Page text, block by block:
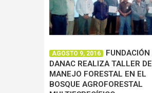
AGOSTO 9, 2016
FUNDACIÓN
DANAC REALIZA TALLER DE
MANEJO FORESTAL EN EL
BOSQUE AGROFORESTAL